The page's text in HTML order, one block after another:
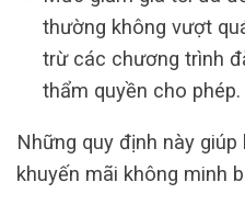
thường không vượt
trừ các chương trình
thẩm quyền cho phép.
Những quy định này
khuyến mãi không minh